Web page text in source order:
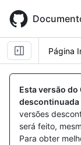
main
content
Página
Esta versão
descontinuada
versões
será feito,
Para obter